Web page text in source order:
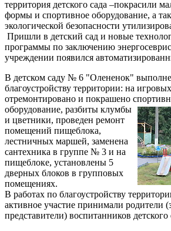
территория детского сада –покрасили
формы и спортивное оборудование, а
экологической безопасности
Пришли в детский сад и новые
программы по заключению
учреждении появился
В детском саду № 6 "Олененок"
благоустройству территории: на
отремонтировано и покрашено спорт
оборудование, разбиты клумбы
и цветники, проведен ремонт
помещений пищеблока,
лестничных маршей, заменена
сантехника в группе № 3 и на
пищеблоке, установлены 5
дверных блоков в групповых
помещениях.
В работах по благоустройству
активное участие принимали родители
представители) воспитанников детского